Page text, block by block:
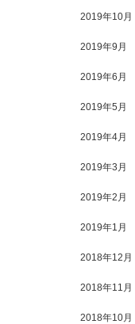
2019年10月
2019年9月
2019年6月
2019年5月
2019年4月
2019年3月
2019年2月
2019年1月
2018年12月
2018年11月
2018年10月